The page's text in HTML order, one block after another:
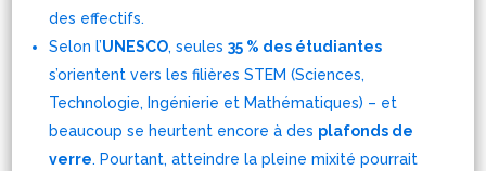
des effectifs.
Selon l’UNESCO, seules35 % des étudiantes
s’orientent vers les filières STEM (Sciences,
Technologie, Ingénierie et Mathématiques) – et
beaucoup se heurtent encore à des plafonds de
verre. Pourtant, atteindre la pleine mixité pourrait